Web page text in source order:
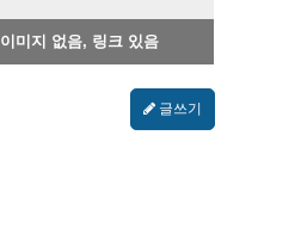
이미지 없음, 링크 있음
글쓰기